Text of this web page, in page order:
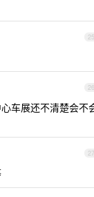
25
26
车展还不清楚会不
27